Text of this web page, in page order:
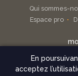
Qui sommes-
Espace pro
Inscrivez-vous à notre
En
acceptez